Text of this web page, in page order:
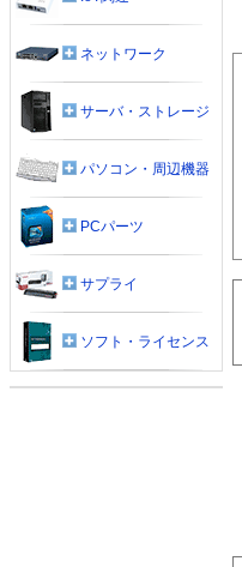
ネットワーク
サーバ・ストレージ
パソコン・周辺機器
PCパーツ
サプライ
ソフト・ライセンス